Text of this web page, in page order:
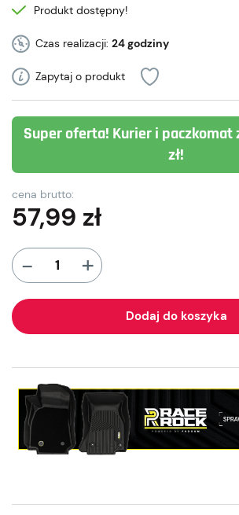
Produkt dostępny!
Czas realizacji: 24 godziny
Zapytaj o produkt
Super oferta! Kurier i paczkomat
zł!
cena brutto:
57,99 zł
- +
Dodaj do koszyka